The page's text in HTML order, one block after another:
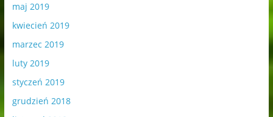
maj 2019
kwiecień 2019
marzec 2019
luty 2019
styczeń 2019
grudzień 2018